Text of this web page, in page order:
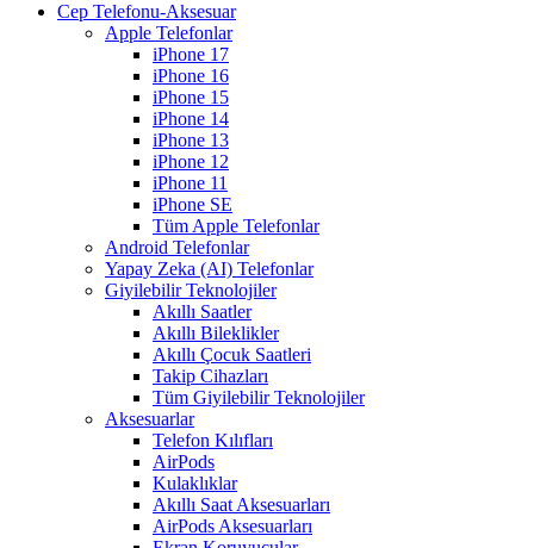
Cep Telefonu-Aksesuar
Apple Telefonlar
iPhone 17
iPhone 16
iPhone 15
iPhone 14
iPhone 13
iPhone 12
iPhone 11
iPhone SE
Tüm Apple Telefonlar
Android Telefonlar
Yapay Zeka (AI) Telefonlar
Giyilebilir Teknolojiler
Akıllı Saatler
Akıllı Bileklikler
Akıllı Çocuk Saatleri
Takip Cihazları
Tüm Giyilebilir Teknolojiler
Aksesuarlar
Telefon Kılıfları
AirPods
Kulaklıklar
Akıllı Saat Aksesuarları
AirPods Aksesuarları